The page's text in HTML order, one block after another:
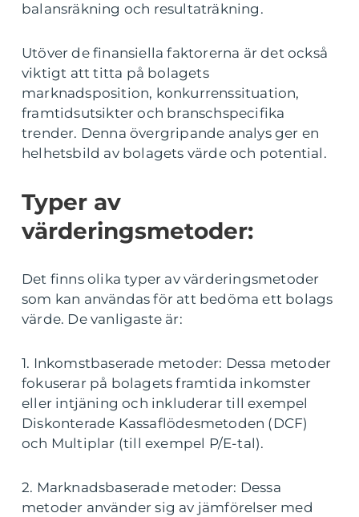
balansräkning och resultaträkning.
Utöver de finansiella faktorerna är det också
viktigt att titta på bolagets
marknadsposition, konkurrenssituation,
framtidsutsikter och branschspecifika
trender. Denna övergripande analys ger en
helhetsbild av bolagets värde och potential.
Typer av
värderingsmetoder:
Det finns olika typer av värderingsmetoder
som kan användas för att bedöma ett bolags
värde. De vanligaste är:
1. Inkomstbaserade metoder: Dessa metoder
fokuserar på bolagets framtida inkomster
eller intjäning och inkluderar till exempel
Diskonterade Kassaflödesmetoden (DCF)
och Multiplar (till exempel P/E-tal).
2. Marknadsbaserade metoder: Dessa
metoder använder sig av jämförelser med